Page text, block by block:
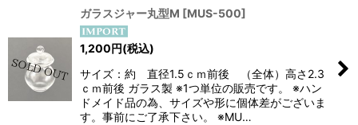
ガラスジャー丸型M [MUS-500]
1,200円(税込)
サイズ：約 直径1.5ｃｍ前後 （全体）高さ2.3
ｃｍ前後 ガラス製 ※1つ単位の販売です。 ※ハン
ドメイド品の為、サイズや形に個体差がございま
す。事前にご了承下さい。 ※MU…